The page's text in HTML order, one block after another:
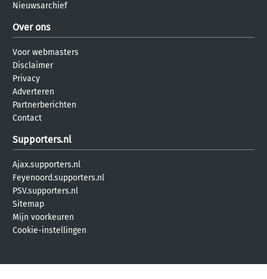
Nieuwsarchief
Over ons
Voor webmasters
Disclaimer
Privacy
Adverteren
Partnerberichten
Contact
Supporters.nl
Ajax.supporters.nl
Feyenoord.supporters.nl
PSV.supporters.nl
Sitemap
Mijn voorkeuren
Cookie-instellingen